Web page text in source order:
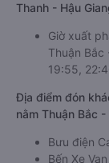
Thanh - Hậu
Giờ xuất
Thuận Bắc
19:55,
Địa điểm đón
nằm Thuận Bắc
Bưu điện
Bến Xe